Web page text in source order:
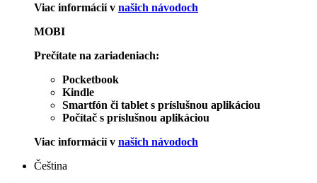
Viac informácií v našich návodoch
MOBI
Prečítate na zariadeniach:
Pocketbook
Kindle
Smartfón či tablet s príslušnou aplikáciou
Počítač s príslušnou aplikáciou
Viac informácií v našich návodoch
Čeština